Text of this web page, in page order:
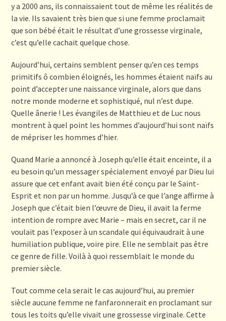
y a 2000 ans, ils connaissaient tout de même les réalités de
la vie. Ils savaient très bien que si une femme proclamait
que son bébé était le résultat d’une grossesse virginale,
c’est qu’elle cachait quelque chose.
Aujourd’hui, certains semblent penser qu’en ces temps
primitifs ô combien éloignés, les hommes étaient naïfs au
point d’accepter une naissance virginale, alors que dans
notre monde moderne et sophistiqué, nul n’est dupe.
Quelle ânerie ! Les évangiles de Matthieu et de Luc nous
montrent à quel point les hommes d’aujourd’hui sont naïfs
de mépriser les hommes d’hier.
Quand Marie a annoncé à Joseph qu’elle était enceinte, il a
eu besoin qu’un messager spécialement envoyé par Dieu lui
assure que cet enfant avait bien été conçu par le Saint-
Esprit et non par un homme. Jusqu’à ce que l’ange affirme à
Joseph que c’était bien l’œuvre de Dieu, il avait la ferme
intention de rompre avec Marie – mais en secret, car il ne
voulait pas l’exposer à un scandale qui équivaudrait à une
humiliation publique, voire pire. Elle ne semblait pas être
ce genre de fille. Voilà à quoi ressemblait le monde du
premier siècle.
Tout comme cela serait le cas aujourd’hui, au premier
siècle aucune femme ne fanfaronnerait en proclamant sur
tous les toits qu’elle vivait une grossesse virginale. Cette